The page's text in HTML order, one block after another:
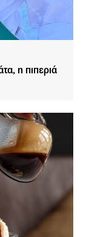
η πιπεριά